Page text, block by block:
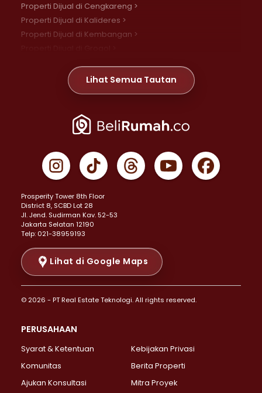
Properti Dijual di Cengkareng >
Properti Dijual di Kalideres >
Properti Dijual di Kembangan >
Properti Dijual di Meruya >
Properti Dijual di Jelambar >
Properti Dijual di Jakarta Pusat >
Properti Dijual di Gambir >
Properti Dijual di Johar Baru >
Properti Dijual di Menteng >
Properti Dijual di Senen >
Properti Dijual di Tanah Abang >
Properti Dijual di Cikini >
Properti Dijual di Kramat >
Properti Dijual di Pasar Baru >
Properti Dijual di Bendungan Hilir >
Properti Dijual di Jakarta Selatan >
Properti Dijual di Lebak Bulus >
Properti Dijual di Gandaria Selatan >
Properti Dijual di Pondok Labu >
Lihat Semua Tautan
Prosperity Tower 8th Floor
District 8, SCBD Lot 28
JI. Jend. Sudirman Kav. 52-53
Jakarta Selatan 12190
Telp: 021-38959193
Lihat di Google Maps
© 2026 - PT Real Estate Teknologi. All rights reserved.
PERUSAHAAN
Syarat & Ketentuan
Kebijakan Privasi
Komunitas
Berita Properti
Ajukan Konsultasi
Mitra Proyek